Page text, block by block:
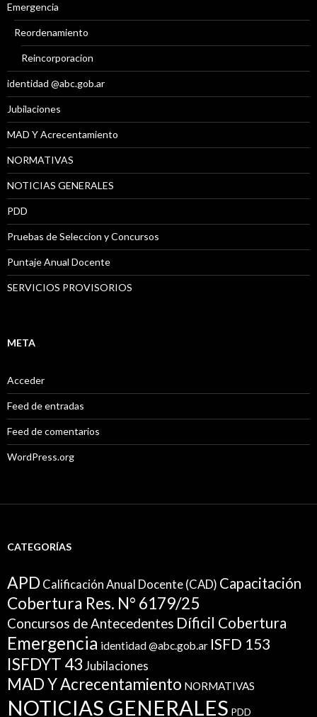
Emergencia
Reordenamiento
Reincorporacion
identidad @abc.gob.ar
Jubilaciones
MAD Y Acrecentamiento
NORMATIVAS
NOTICIAS GENERALES
PDD
Pruebas de Seleccion y Concursos
Puntaje Anual Docente
SERVICIOS PROVISORIOS
META
Acceder
Feed de entradas
Feed de comentarios
WordPress.org
CATEGORÍAS
APD Calificación Anual Docente (CAD) Capacitación
Cobertura Res. N° 6179/25
Concursos de Antecedentes Díficil Cobertura
Emergencia identidad @abc.gob.ar ISFD 153
ISFDYT 43 Jubilaciones
MAD Y Acrecentamiento NORMATIVAS
NOTICIAS GENERALES PDD